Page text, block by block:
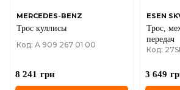
MERCEDES-BENZ
Трос куллисы
Код: A 909 267 01 00
8 241 грн
ESEN
Трос,
передач
Код:
3 649